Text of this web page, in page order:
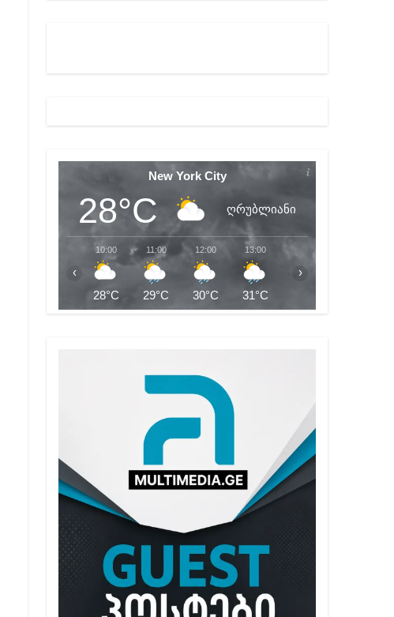
New York City
28°C ღრუბლიანი
10:00
28°C
11:00
29°C
12:00
30°C
13:00
31°C
‹ ›